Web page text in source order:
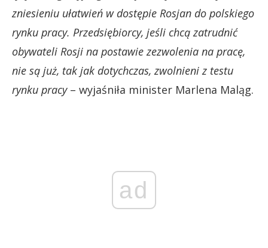
zniesieniu ułatwień w dostępie Rosjan do polskiego
rynku pracy. Przedsiębiorcy, jeśli chcą zatrudnić
obywateli Rosji na postawie zezwolenia na pracę,
nie są już, tak jak dotychczas, zwolnieni z testu
rynku pracy– wyjaśniła minister Marlena Maląg.
ad